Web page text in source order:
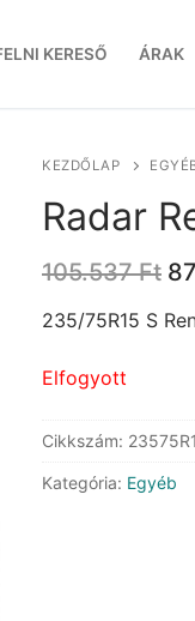
KERESŐ ÁRAK
KEZDŐLAP
Radar
105.537Ft
235/75R15 S
Elfogyott
Cikkszám:
Kategória: Egyéb